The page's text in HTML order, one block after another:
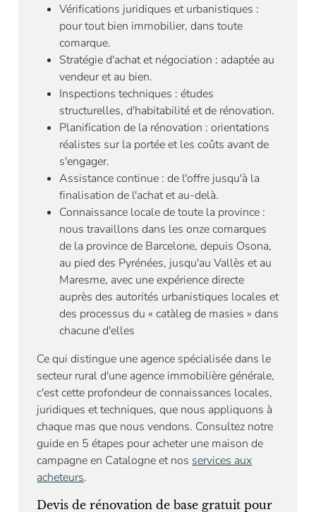
Vérifications juridiques et urbanistiques :
pour tout bien immobilier, dans toute
comarque.
Stratégie d'achat et négociation : adaptée au
vendeur et au bien.
Inspections techniques : études
structurelles, d'habitabilité et de rénovation.
Planification de la rénovation : orientations
réalistes sur la portée et les coûts avant de
s'engager.
Assistance continue : de l'offre jusqu'à la
finalisation de l'achat et au-delà.
Connaissance locale de toute la province :
nous travaillons dans les onze comarques
de la province de Barcelone, depuis Osona,
au pied des Pyrénées, jusqu'au Vallès et au
Maresme, avec une expérience directe
auprès des autorités urbanistiques locales et
des processus du « catàleg de masies » dans
chacune d'elles
Ce qui distingue une agence spécialisée dans le
secteur rural d'une agence immobilière générale,
c'est cette profondeur de connaissances locales,
juridiques et techniques, que nous appliquons à
chaque mas que nous vendons. Consultez notre
guide en 5 étapes pour acheter une maison de
campagne en Catalogne et nosservices aux
acheteurs.
Devis de rénovation de base gratuit pour